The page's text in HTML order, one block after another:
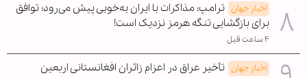
اخبار جهان ترامپ: مذاکرات با ایران به‌خوبی پیش می‌رود؛ توافق
برای بازگشایی تنگه هرمز نزدیک است!
۴ ساعت قبل
اخبار جهان تأخیر عراق در اعزام زائران افغانستانی اربعین